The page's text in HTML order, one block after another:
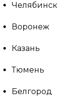
Челябинск
Воронеж
Казань
Тюмень
Белгород